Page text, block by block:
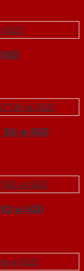
a-SGD
a-SGD